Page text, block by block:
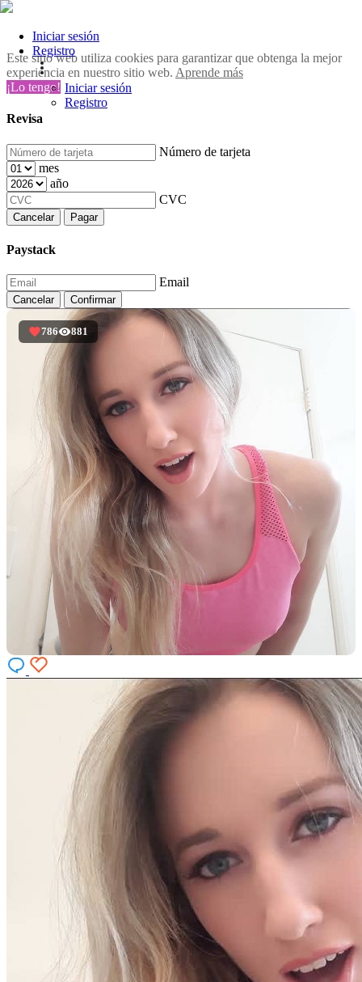
Este sitio web utiliza cookies para garantizar que obtenga la mejor
experiencia en nuestro sitio web. Aprende más
¡Lo tengo!
Revisa
Número de tarjeta
mes
año
CVC
Cancelar Pagar
Paystack
Email
Cancelar Confirmar
Iniciar sesión
Registro
Iniciar sesión
Registro
786 881